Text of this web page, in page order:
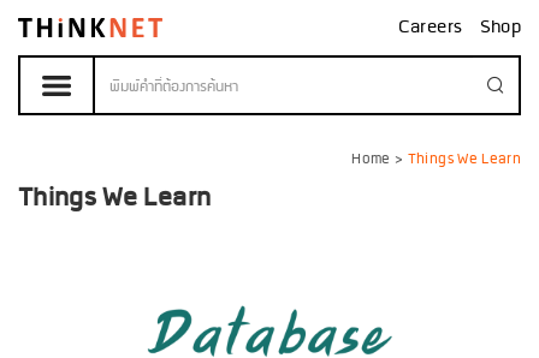
Careers Shop
Home > Things We Learn
Things We Learn